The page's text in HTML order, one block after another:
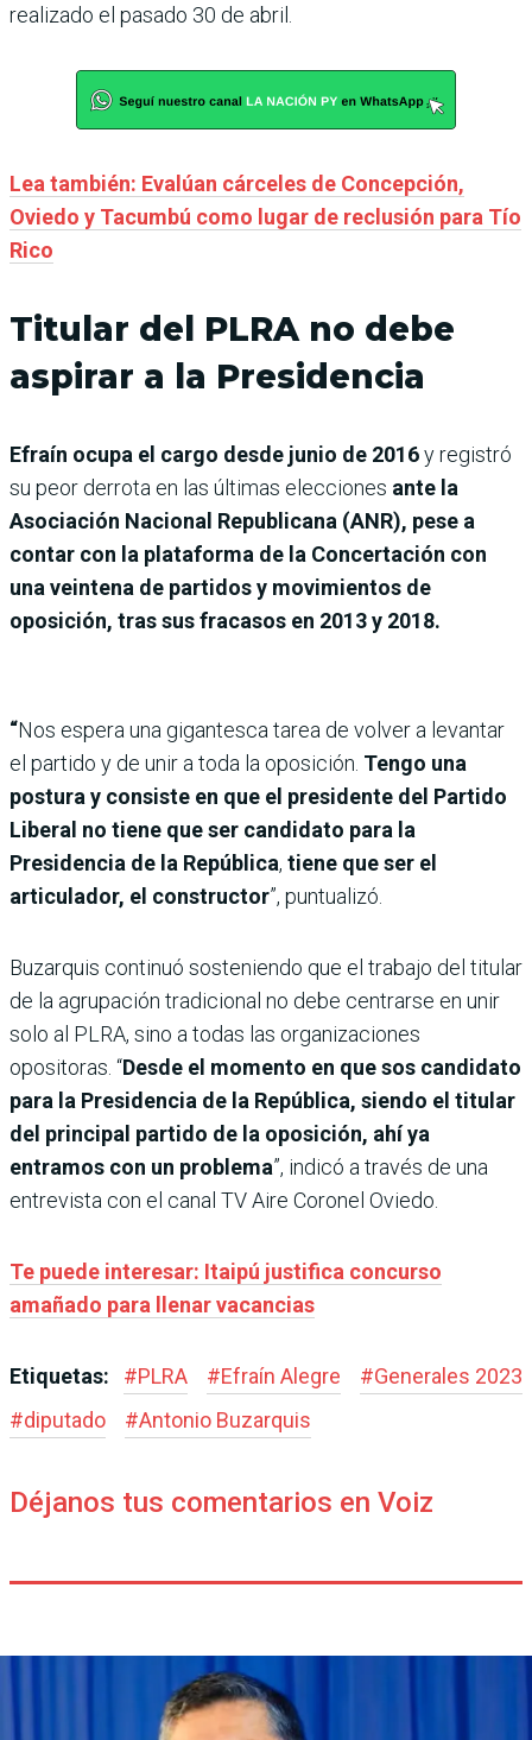
realizado el pasado 30 de abril.
Lea también: Evalúan cárceles de Concepción,
Oviedo y Tacumbú como lugar de reclusión para Tío
Rico
Titular del PLRA no debe
aspirar a la Presidencia
Efraín ocupa el cargo desde junio de 2016y registró
su peor derrota en las últimas elecciones ante la
Asociación Nacional Republicana (ANR), pese a
contar con la plataforma de la Concertación con
una veintena de partidos y movimientos de
oposición, tras sus fracasos en 2013 y 2018.
“Nos espera una gigantesca tarea de volver a levantar
el partido y de unir a toda la oposición. Tengo una
postura y consiste en que el presidente del Partido
Liberal no tiene que ser candidato para la
Presidencia de la República, tiene que ser el
articulador, el constructor”, puntualizó.
Buzarquis continuó sosteniendo que el trabajo del titular
de la agrupación tradicional no debe centrarse en unir
solo al PLRA, sino a todas las organizaciones
opositoras. “Desde el momento en que sos candidato
para la Presidencia de la República, siendo el titular
del principal partido de la oposición, ahí ya
entramos con un problema”, indicó a través de una
entrevista con el canal TV Aire Coronel Oviedo.
Te puede interesar: Itaipú justifica concurso
amañado para llenar vacancias
Etiquetas: #PLRA #Efraín Alegre #Generales 2023
#diputado #Antonio Buzarquis
Déjanos tus comentarios en Voiz